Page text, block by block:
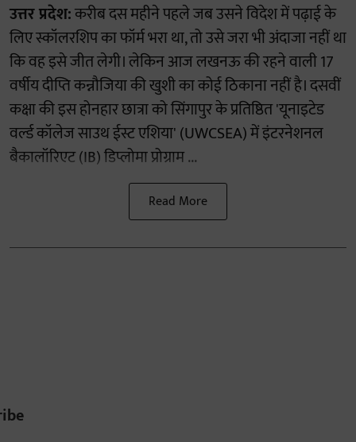
उत्तर प्रदेश:करीब दस महीने पहले जब उसने विदेश में पढ़ाई के
लिए स्कॉलरशिप का फॉर्म भरा था, तो उसे जरा भी अंदाजा नहीं था
कि वह इसे जीत लेगी। लेकिन आज लखनऊ की रहने वाली 17
वर्षीय दीप्ति कन्नौजिया की खुशी का कोई ठिकाना नहीं है। दसवीं
कक्षा की इस होनहार छात्रा को सिंगापुर के प्रतिष्ठित 'यूनाइटेड
वर्ल्ड कॉलेज साउथ ईस्ट एशिया' (UWCSEA) में इंटरनेशनल
बैकालॉरिएट (IB) डिप्लोमा प्रोग्राम ...
Read More